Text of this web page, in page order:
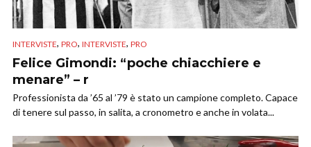
INTERVISTE, PRO, INTERVISTE, PRO
Felice Gimondi: “poche chiacchiere e
menare” – r
Professionista da ’65 al ’79 è stato un campione completo. Capace
di tenere sul passo, in salita, a cronometro e anche in volata...